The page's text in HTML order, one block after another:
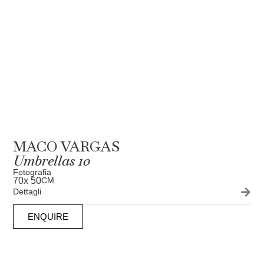
MACO VARGAS
Umbrellas 10
Fotografia
70x 50CM
Dettagli
ENQUIRE